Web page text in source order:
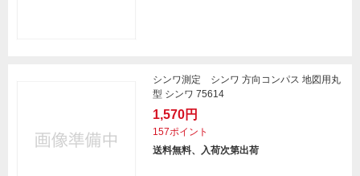
シンワ測定 シンワ 方向コンパス 地図用丸
型 シンワ 75614
1,570円
157ポイント
送料無料、入荷次第出荷